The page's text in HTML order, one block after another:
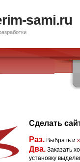
sami.ru
Сделать
Раз. Выбрать и
Два. Заказать
установку